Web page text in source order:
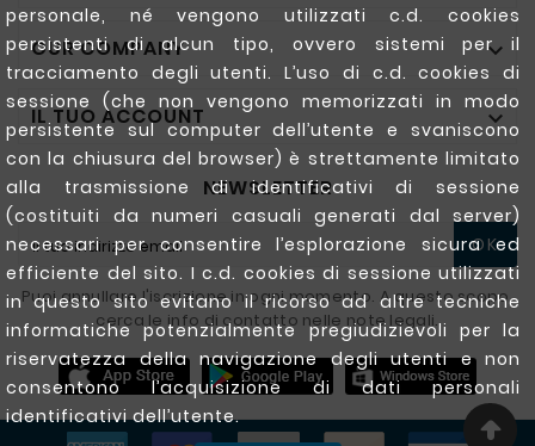
personale, né vengono utilizzati c.d. cookies
persistenti di alcun tipo, ovvero sistemi per il
tracciamento degli utenti. L’uso di c.d. cookies di
sessione (che non vengono memorizzati in modo
persistente sul computer dell’utente e svaniscono
con la chiusura del browser) è strettamente limitato
alla trasmissione di identificativi di sessione
(costituiti da numeri casuali generati dal server)
necessari per consentire l’esplorazione sicura ed
efficiente del sito. I c.d. cookies di sessione utilizzati
in questo sito evitano il ricorso ad altre tecniche
informatiche potenzialmente pregiudizievoli per la
riservatezza della navigazione degli utenti e non
consentono l’acquisizione di dati personali
identificativi dell’utente.
OUR COMPANY 
IL TUO ACCOUNT 
NEWSLETTER
OK
Puoi annullare l'iscrizione in ogni momento. A questo scopo,
cerca le info di contatto nelle note legali.